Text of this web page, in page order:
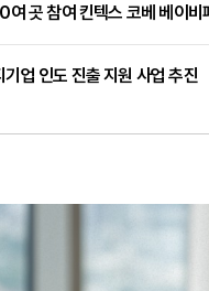
여 곳 참여 킨텍스 코베 베이비
업 인도 진출 지원 사업 추진